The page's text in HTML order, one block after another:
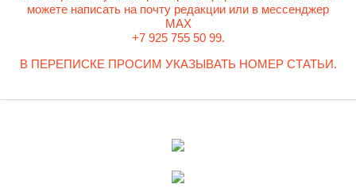
можете написать на почту редакции или в мессенджер
MAX
+7 925 755 50 99.
В ПЕРЕПИСКЕ ПРОСИМ УКАЗЫВАТЬ НОМЕР СТАТЬИ.